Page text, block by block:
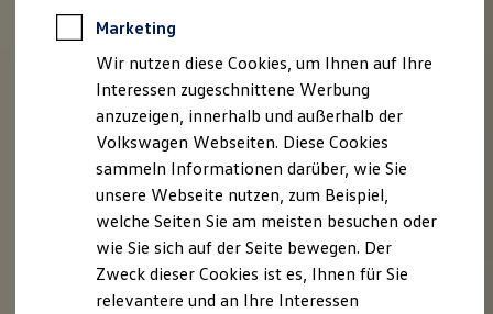
Software, Konnektivität & Apps
California App
VW Connect für Ihren ID. Buzz
VW Connect für Ihren Transporter/Caravelle
VW Connect für Ihren Amarok
VW Connect für andere Modelle
Connect Pro
Fleet Interface Data
Multistop Pathfinder
Übersicht Software Updates
Hilfreiches für Besitzer
Fahrerassistenz- und Sicherheitssysteme
Kontrollleuchten
Kurzfahrprofile und Ölverdünnung
Marketing
Wir nutzen diese Cookies, um Ihnen auf Ihre
Interessen zugeschnittene Werbung
anzuzeigen, innerhalb und außerhalb der
Volkswagen Webseiten. Diese Cookies
sammeln Informationen darüber, wie Sie
unsere Webseite nutzen, zum Beispiel,
welche Seiten Sie am meisten besuchen oder
wie Sie sich auf der Seite bewegen. Der
Zweck dieser Cookies ist es, Ihnen für Sie
relevantere und an Ihre Interessen